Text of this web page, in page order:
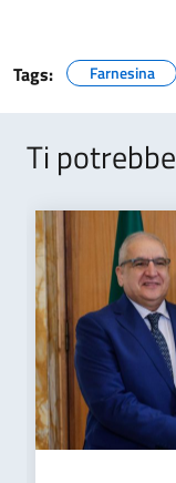
Tags: Farnesina
Ti